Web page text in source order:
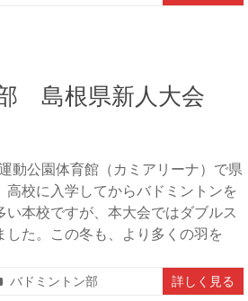
島根県新人大会
動公園体育館（カミアリーナ）で県
高校に入学してからバドミントンを
本校ですが、本大会ではダブルス
した。この冬も、より多くの羽を
バドミントン部 詳しく見る